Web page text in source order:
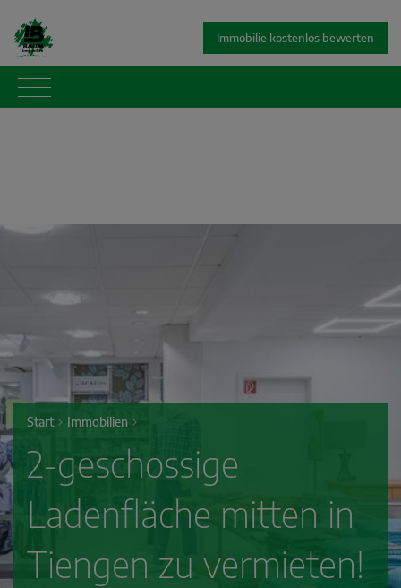
Immobilie kostenlos bewerten
Start Immobilien
2-geschossige
Ladenfläche mitten in
Tiengen zu vermieten!